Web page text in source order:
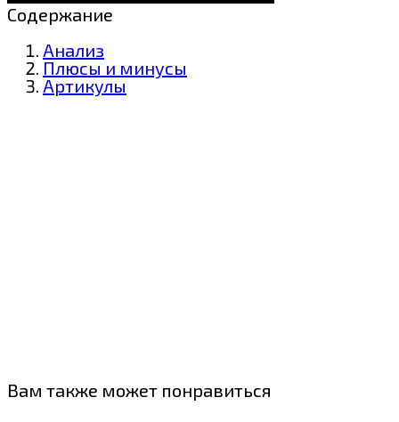
Содержание
Анализ
Плюсы и минусы
Артикулы
Вам также может понравиться